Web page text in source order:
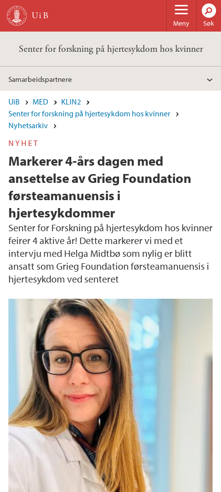
Hopp til hovedinnhold
Meny Søk
Senter for forskning på hjertesykdom hos kvinner
Samarbeidspartnere
UiB MED
KLIN2
Senter for forskning på hjertesykdom hos kvinner
Nyhetsarkiv
NYHET
Markerer 4-års dagen med
ansettelse av Grieg Foundation
førsteamanuensis i
hjertesykdommer
Senter for Forskning på hjertesykdom hos kvinner
feirer 4 aktive år! Dette markerer vi med et
intervju med Helga Midtbø som nylig er blitt
ansatt som Grieg Foundation førsteamanuensis i
hjertesykdom ved senteret